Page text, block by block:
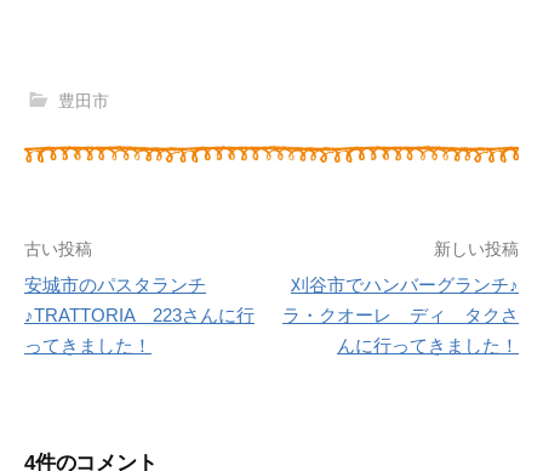
豊田市
投
稿
ビ
古い投稿
安城市のパスタランチ
♪TRATTORIA 223さんに行
ってきました！
新しい投稿
刈谷市でハンバーグランチ♪
ラ・クオーレ ディ タクさ
んに行ってきました！
4件のコメント